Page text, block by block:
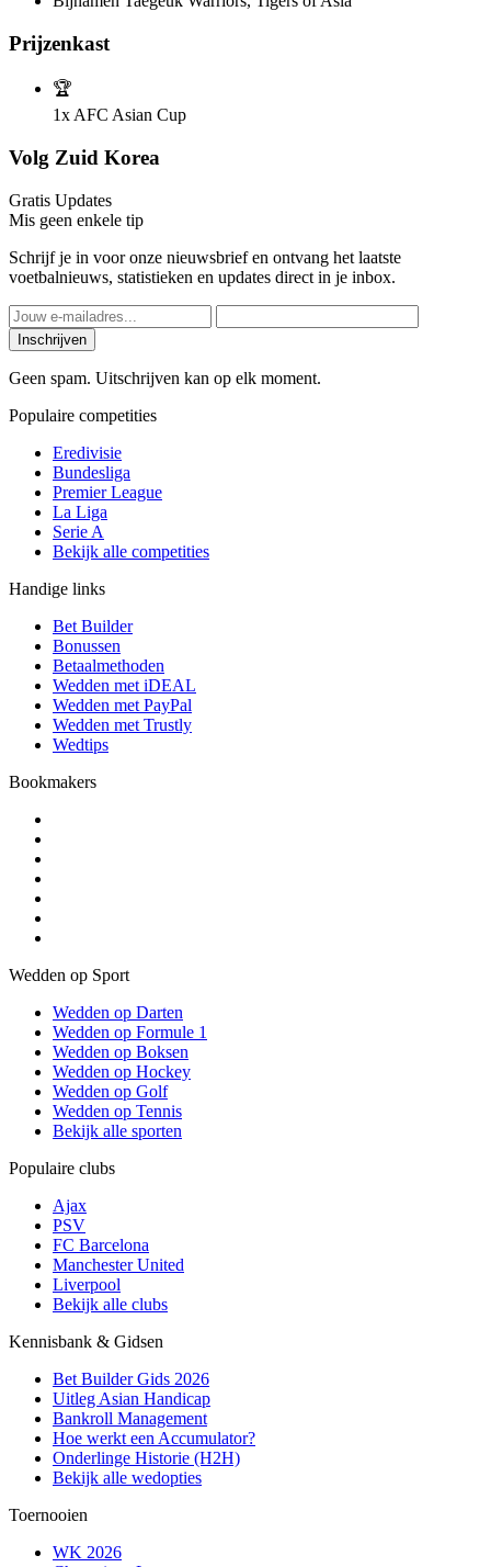
Prijzenkast
🏆
1x AFC Asian Cup
Volg Zuid Korea
Gratis Updates
Mis geen enkele tip
Schrijf je in voor onze nieuwsbrief en ontvang het laatste
voetbalnieuws, statistieken en updates direct in je inbox.
Inschrijven
Geen spam. Uitschrijven kan op elk moment.
Populaire competities
Eredivisie
Bundesliga
Premier League
La Liga
Serie A
Bekijk alle competities
Handige links
Bet Builder
Bonussen
Betaalmethoden
Wedden met iDEAL
Wedden met PayPal
Wedden met Trustly
Wedtips
Bookmakers
Wedden op Sport
Wedden op Darten
Wedden op Formule 1
Wedden op Boksen
Wedden op Hockey
Wedden op Golf
Wedden op Tennis
Bekijk alle sporten
Populaire clubs
Ajax
PSV
FC Barcelona
Manchester United
Liverpool
Bekijk alle clubs
Kennisbank & Gidsen
Bet Builder Gids 2026
Uitleg Asian Handicap
Bankroll Management
Hoe werkt een Accumulator?
Onderlinge Historie (H2H)
Bekijk alle wedopties
Toernooien
WK 2026